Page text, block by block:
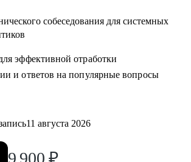
собеседования для системных
эффективной отработки
и ответов на популярные вопросы
11 августа 2026
9 900 ₽